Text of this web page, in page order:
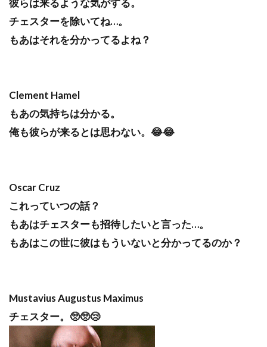
チェスターを除いてね…。
もあはそれを分かってるよね？
Clement Hamel
もあの気持ちは分かる。
俺も彼らが来るとは思わない。😂😂
Oscar Cruz
これっていつの話？
もあはチェスターも招待したいと言った…。
もあはこの世に彼はもういないと分かってるのか？
Mustavius Augustus Maximus
チェスター。🥺🥺😢